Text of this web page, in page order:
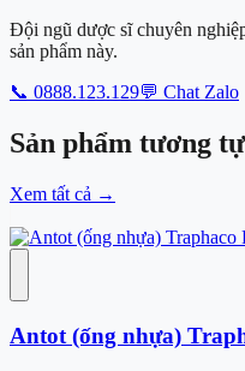
Đội ngũ dược sĩ chuyên
sản phẩm này.
📞 0888.123.129💬 Chat Zalo
Sản phẩm tương tự
Xem tất cả →
Antot (ống nhựa)